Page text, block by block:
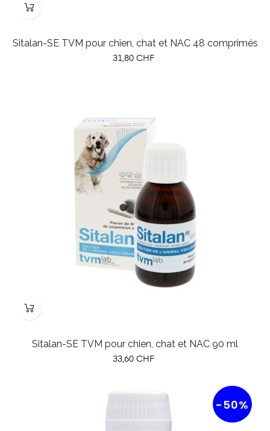
Sitalan-SE TVM pour chien, chat et NAC 48 comprimés
Prix
31,80 CHF
Sitalan-SE TVM pour chien, chat et NAC 90 ml
Prix
33,60 CHF
-50%